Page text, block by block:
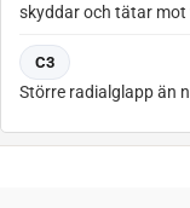
skyddar och tätar mot
C3
Större radialglapp än